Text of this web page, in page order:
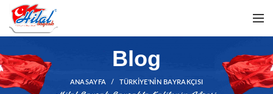
Blog
ANASAYFA TÜRKIYE'NIN BAYRAKÇISI